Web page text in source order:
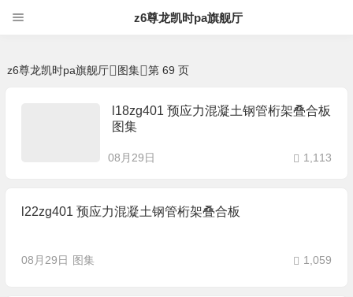
z6尊龙凯时pa旗舰厅
z6尊龙凯时pa旗舰厅 图集 第 69 页
l18zg401 预应力混凝土钢管桁架叠合板
图集
08月29日 1,113
l22zg401 预应力混凝土钢管桁架叠合板
08月29日 图集 1,059